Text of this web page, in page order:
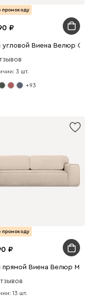
промокоду
угловой Виена Велюр
3 шт.
+93
промокоду
прямой Виена Велюр
13 шт.